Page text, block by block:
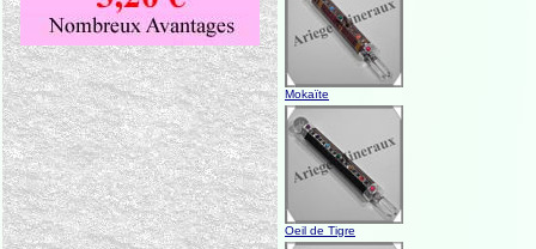
Mokaïte
Oeil de Tigre